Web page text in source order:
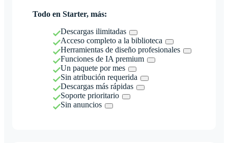
Todo en Starter, más:
Descargas ilimitadas
Acceso completo a la biblioteca
Herramientas de diseño profesionales
Funciones de IA premium
Un paquete por mes
Sin atribución requerida
Descargas más rápidas
Soporte prioritario
Sin anuncios